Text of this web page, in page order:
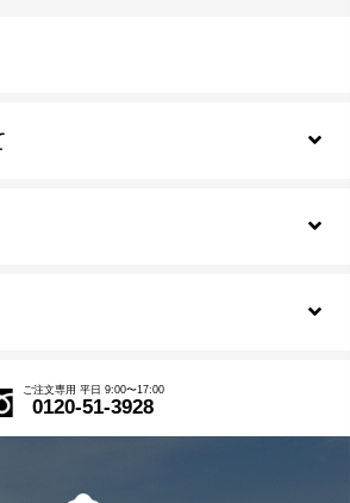
ご注文専用 平日 9:00〜17:00
0120-51-3928